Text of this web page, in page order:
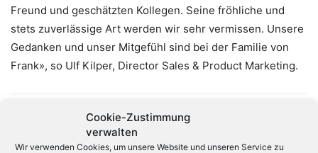
Cookie-Zustimmung
verwalten
Wir verwenden Cookies, um unsere Website und unseren Service zu
Freund und geschätzten Kollegen. Seine fröhliche und
stets zuverlässige Art werden wir sehr vermissen. Unsere
Gedanken und unser Mitgefühl sind bei der Familie von
Frank», so Ulf Kilper, Director Sales & Product Marketing.